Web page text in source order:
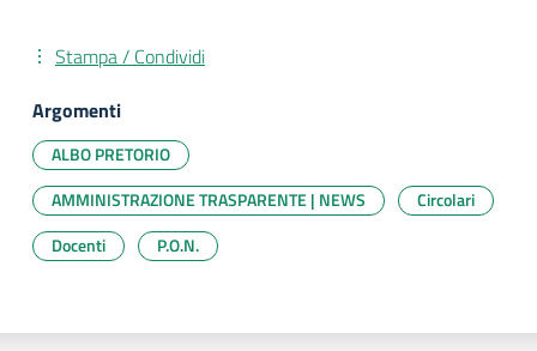
Stampa / Condividi
Argomenti
ALBO PRETORIO
AMMINISTRAZIONE TRASPARENTE | NEWS
Circolari
Docenti
P.O.N.